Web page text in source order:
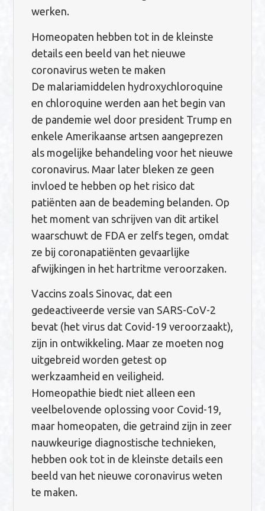
werken.
Homeopaten hebben tot in de kleinste
details een beeld van het nieuwe
coronavirus weten te maken
De malariamiddelen hydroxychloroquine
en chloroquine werden aan het begin van
de pandemie wel door president Trump en
enkele Amerikaanse artsen aangeprezen
als mogelijke behandeling voor het nieuwe
coronavirus. Maar later bleken ze geen
invloed te hebben op het risico dat
patiënten aan de beademing belanden. Op
het moment van schrijven van dit artikel
waarschuwt de FDA er zelfs tegen, omdat
ze bij coronapatiënten gevaarlijke
afwijkingen in het hartritme veroorzaken.
Vaccins zoals Sinovac, dat een
gedeactiveerde versie van SARS-CoV-2
bevat (het virus dat Covid-19 veroorzaakt),
zijn in ontwikkeling. Maar ze moeten nog
uitgebreid worden getest op
werkzaamheid en veiligheid.
Homeopathie biedt niet alleen een
veelbelovende oplossing voor Covid-19,
maar homeopaten, die getraind zijn in zeer
nauwkeurige diagnostische technieken,
hebben ook tot in de kleinste details een
beeld van het nieuwe coronavirus weten
te maken.